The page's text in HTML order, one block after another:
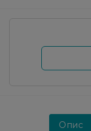
Опис